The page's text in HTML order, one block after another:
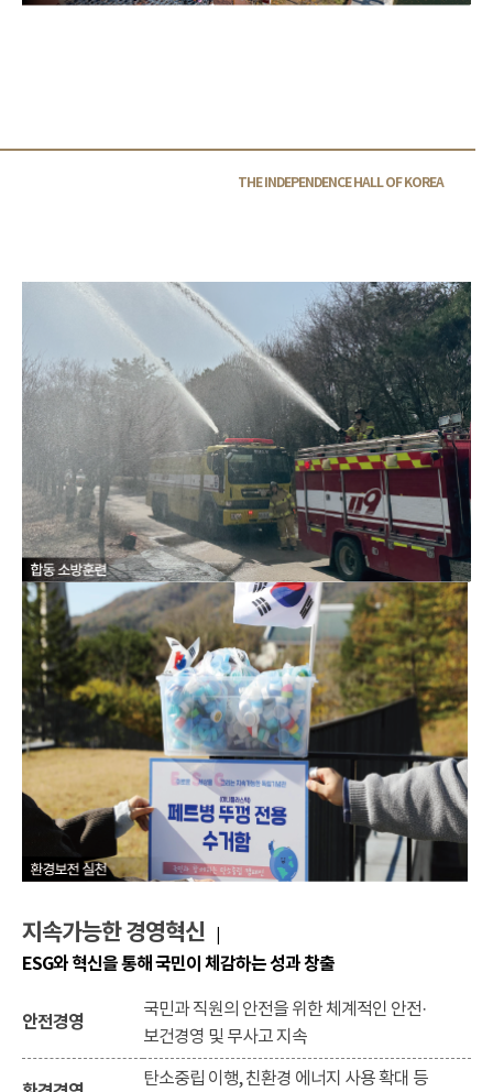
THE INDEPENDENCE HALL OF KOREA
지속가능한 경영혁신
ESG와 혁신을 통해 국민이 체감하는 성과 창출
안전경영
국민과 직원의 안전을 위한 체계적인 안전·
보건경영 및 무사고 지속
탄소중립 이행, 친환경 에너지 사용 확대 등